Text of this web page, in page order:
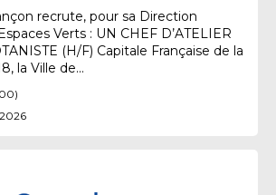
recrute, pour sa Direction
Verts : UN CHEF D’ATELIER
(H/F) Capitale Française de la
la Ville de...